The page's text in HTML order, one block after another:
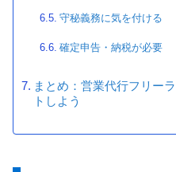
守秘義務に気を付ける
確定申告・納税が必要
まとめ：営業代行フリー
トしよう